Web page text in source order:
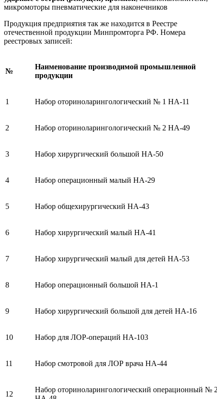
микромоторы пневматические для наконечников
Продукция предприятия так же находится в Реестре
отечественной продукции Минпромторга РФ. Номера
реестровых записей:
№
Наименование производимой промышленной
продукции
1 Набор оториноларингологический № 1 НА-11
2 Набор оториноларингологический № 2 НА-49
3 Набор хирургический большой НА-50
4 Набор операционный малый НА-29
5 Набор общехирургический НА-43
6 Набор хирургический малый НА-41
7 Набор хирургический малый для детей НА-53
8 Набор операционный большой НА-1
9 Набор хирургический большой для детей НА-16
10 Набор для ЛОР-операций НА-103
11 Набор смотровой для ЛОР врача НА-44
12
Набор оториноларингологический операционный №